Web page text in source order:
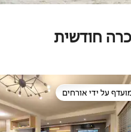
חודשית
בקרב נכסים מועדפים על ידי אורחים
על ידי אורחים